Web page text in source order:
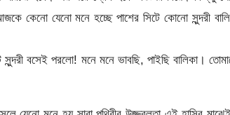
কেনো যেনো মনে হচ্ছে পাশের সিটে কোনো সুন্দরী
বসেই পরলো! মনে মনে ভাবছি, পাইছি বালিকা।